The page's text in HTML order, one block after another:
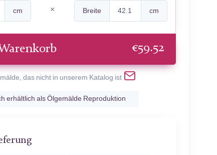
cm Breite cm
€59.52
das nicht in unserem Katalog ist
erhältlich als Ölgemälde Reproduktion